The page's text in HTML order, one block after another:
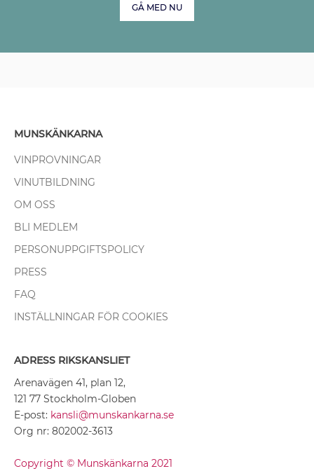
GÅ MED NU
MUNSKÄNKARNA
VINPROVNINGAR
VINUTBILDNING
OM OSS
BLI MEDLEM
PERSONUPPGIFTSPOLICY
PRESS
FAQ
INSTÄLLNINGAR FÖR COOKIES
ADRESS RIKSKANSLIET
Arenavägen 41, plan 12,
121 77 Stockholm-Globen
E-post: kansli@munskankarna.se
Org nr: 802002-3613
Copyright © Munskänkarna 2021